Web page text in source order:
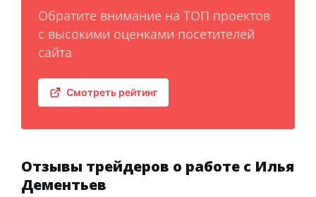
Обратите внимание на ТОП проектов
с высокими оценками посетителей
сайта
Смотреть рейтинг
Отзывы трейдеров о работе с Илья
Дементьев